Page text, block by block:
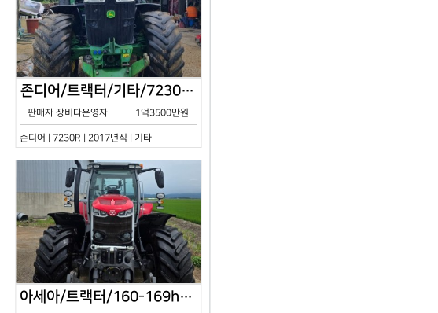
존디어/트랙터/기타/7230R/2017년식
판매자 장비다운영자 1억3500만원
존디어 | 7230R | 2017년식 | 기타
아세아/트랙터/160-169hp/MF7S.165/2023년식